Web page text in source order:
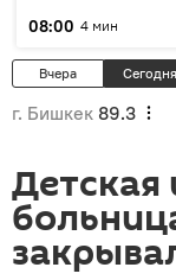
08:00 4 мин
Вчера Сегодня
г. Бишкек 89.3